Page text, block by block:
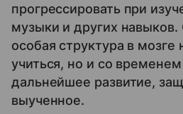
прогрессировать при
музыки и других навыков.
особая структура в мозге
учиться, но и со
дальнейшее развитие,
выученное.